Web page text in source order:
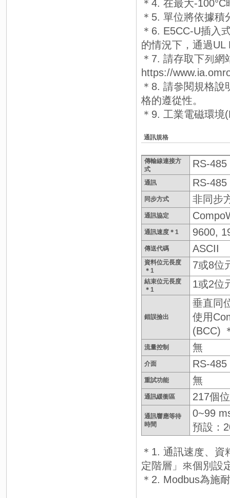
＊4. 在最大-
＊5. 單位將依據
＊6. E5CC-U插入
的情況下，通過UL
＊7. 請存取下列
https://
＊8. 請參閱規格說
格的遵從性。
＊9. 工業電磁環
通訊規格
傳輸線連接方
式
RS-485
通訊 RS-
同步方式 非同步
通訊協定
通訊速度＊1 9600,
傳送代碼 ASCII
資料位元長度
＊1
7或8位
結束位元長度
＊1
1或2位
錯誤撿出
垂直同
使用
(BCC)
流量控制 無
介面 RS-485
重試功能 無
通訊緩衝區 217個
通訊響應等待
時間
0~99
預設：
＊1. 通訊速度、
定階層」來個別設
＊2. Modbus為施